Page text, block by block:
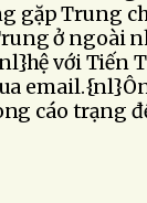
gặp Trung
ở ngoài
với Tiến
cáo trạng